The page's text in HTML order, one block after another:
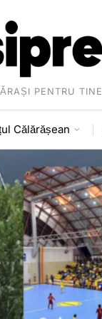
PENTRU TINE
Călărășean